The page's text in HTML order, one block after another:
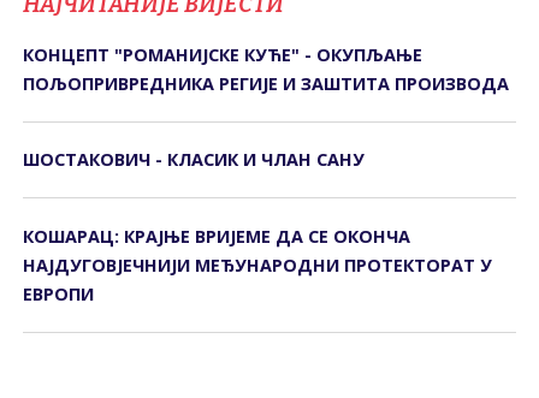
КОНЦЕПТ "РОМАНИЈСКЕ КУЋЕ" - ОКУПЉАЊЕ
ПОЉОПРИВРЕДНИКА РЕГИЈЕ И ЗАШТИТА ПРОИЗВОДА
ШОСТАКОВИЧ - КЛАСИК И ЧЛАН САНУ
КОШАРАЦ: КРАЈЊЕ ВРИЈЕМЕ ДА СЕ ОКОНЧА
НАЈДУГОВЈЕЧНИЈИ МЕЂУНАРОДНИ ПРОТЕКТОРАТ У
ЕВРОПИ